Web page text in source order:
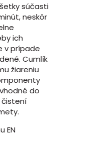
súčasti
neskôr
ich
v prípade
Cumlík
žiareniu
do
čistení
EN